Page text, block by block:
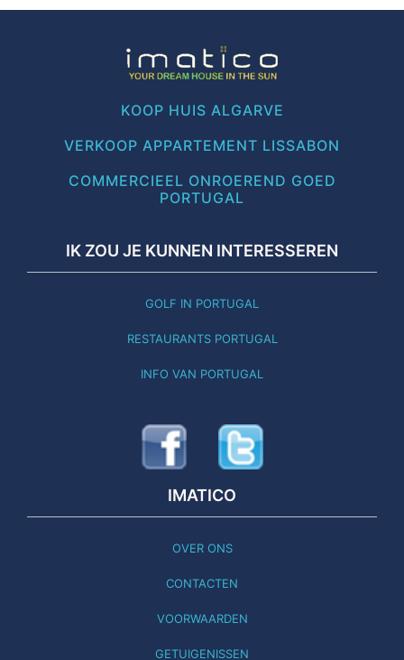
KOOP HUIS ALGARVE
VERKOOP APPARTEMENT LISSABON
COMMERCIEEL ONROEREND GOED
PORTUGAL
IK ZOU JE KUNNEN INTERESSEREN
GOLF IN PORTUGAL
RESTAURANTS PORTUGAL
INFO VAN PORTUGAL
IMATICO
OVER ONS
CONTACTEN
VOORWAARDEN
GETUIGENISSEN